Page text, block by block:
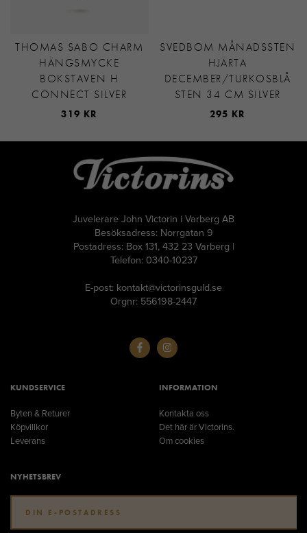
THOMAS SABO CHARM
HÄNGSMYCKE
BOKSTAVEN H
CONNECT SILVER
319 KR
SVEDBOM MÅNADSSTEN
HJÄRTA
DECEMBER/TURKOSBLÅ
STEN 34 CM SILVER
295 KR
Juvelerare John Victorin i Varberg AB
Besöksadress: Norrgatan 9
Postadress: Box 131, 432 23 Varberg |
Telefon: 0340-10237
E-post: kontakt@victorinsguld.se
Orgnr: 556198-2447
KUNDSERVICE
Byten & Returer
Köpvillkor
Leverans
INFORMATION
Kontakta oss
Det här är Victorins.
Om cookies
NYHETSBREV